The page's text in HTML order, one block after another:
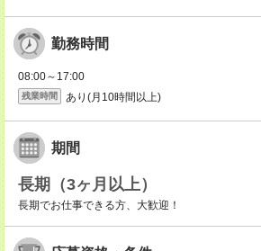
勤務時間
08:00～17:00
残業時間 あり(月10時間以上)
期間
長期（3ヶ月以上）
長期でお仕事できる方、大歓迎！